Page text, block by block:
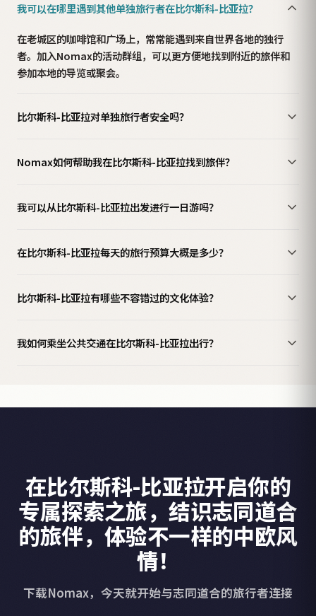
我可以在哪里遇到其他单独旅行者在比尔斯科-比亚拉？
在老城区的咖啡馆和广场上，常常能遇到来自世界各地的独行
者。加入Nomax的活动群组，可以更方便地找到附近的旅伴和
参加本地的导览或聚会。
比尔斯科-比亚拉对单独旅行者安全吗？
Nomax如何帮助我在比尔斯科-比亚拉找到旅伴？
我可以从比尔斯科-比亚拉出发进行一日游吗？
在比尔斯科-比亚拉每天的旅行预算大概是多少？
比尔斯科-比亚拉有哪些不容错过的文化体验？
我如何乘坐公共交通在比尔斯科-比亚拉出行？
在比尔斯科-比亚拉开启你的
专属探索之旅，结识志同道合
的旅伴，体验不一样的中欧风
情！
下载Nomax，今天就开始与志同道合的旅行者连接